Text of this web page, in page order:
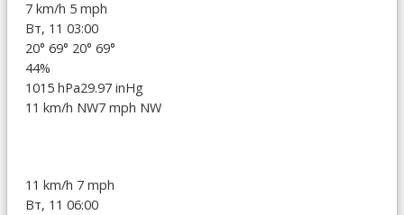
7 km/h 5 mph
Вт, 11 03:00
20° 69° 20° 69°
44%
1015 hPa29.97 inHg
11 km/h NW7 mph NW
11 km/h 7 mph
Вт, 11 06:00